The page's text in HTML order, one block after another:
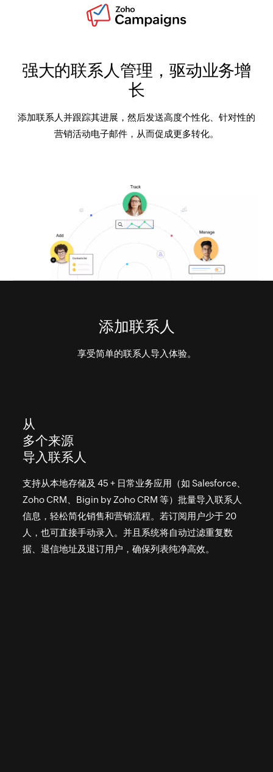
强大的联系人管理，驱动业务增
长
添加联系人并跟踪其进展，然后发送高度个性化、针对性的
营销活动电子邮件，从而促成更多转化。
添加联系人
享受简单的联系人导入体验。
从
多个来源
导入联系人
支持从本地存储及 45 + 日常业务应用（如 Salesforce、
Zoho CRM、Bigin by Zoho CRM 等）批量导入联系人
信息，轻松简化销售和营销流程。若订阅用户少于 20
人，也可直接手动录入。并且系统将自动过滤重复数
据、退信地址及退订用户，确保列表纯净高效。